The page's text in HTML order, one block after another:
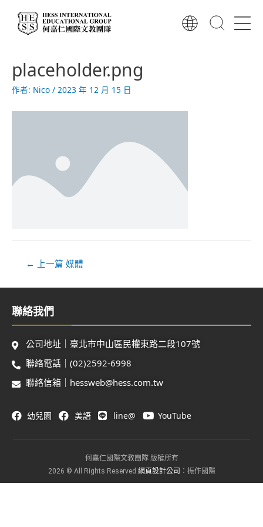
placeholder.png
作者: Nico / 2023 年 12 月 15 日
章
導
覽
← 上一篇 媒體
聯絡我們
公司地址｜臺北市中山區民權東路二段107號
聯絡電話｜(02)2592-6998
聯絡信箱｜hessweb@hess.com.tw
幼兒園 美語 line@ YouTube
何嘉仁國際文教團隊 版權所有
2026 © All Rights Reserved. 網頁設計公司 ：振作國際